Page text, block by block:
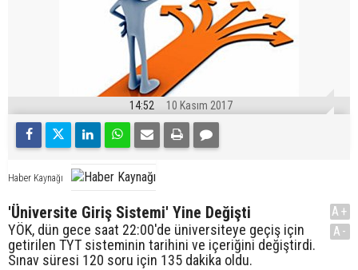
14:52 10 Kasım 2017
Haber Kaynağı
'Üniversite Giriş Sistemi' Yine Değişti
YÖK, dün gece saat 22:00'de üniversiteye geçiş için
getirilen TYT sisteminin tarihini ve içeriğini değiştirdi.
Sınav süresi 120 soru için 135 dakika oldu.
A+
A-